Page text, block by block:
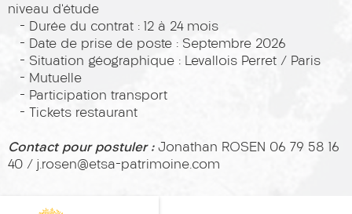
niveau d’étude
- Durée du contrat : 12 à 24 mois
- Date de prise de poste : Septembre 2026
- Situation géographique : Levallois Perret / Paris
- Mutuelle
- Participation transport
- Tickets restaurant
Contact pour postuler :Jonathan ROSEN 06 79 58 16
40 / j.rosen@etsa-patrimoine.com